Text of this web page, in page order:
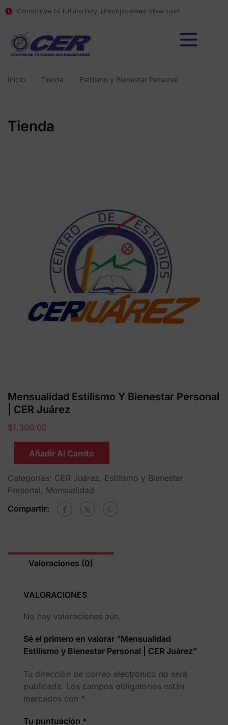
Construye tu futuro hoy. ¡Inscripciones abiertas!
Inicio Tienda Estilismo y Bienestar Personal
Tienda
Mensualidad Estilismo Y Bienestar Personal
| CER Juárez
$1,300.00
Añadir Al Carrito
Categorías: CER Juárez, Estilismo y Bienestar
Personal, Mensualidad
Compartir:
Valoraciones (0)
VALORACIONES
No hay valoraciones aún.
Sé el primero en valorar “Mensualidad
Estilismo y Bienestar Personal | CER Juárez”
Tu dirección de correo electrónico no será
publicada. Los campos obligatorios están
marcados con *
Tu puntuación *